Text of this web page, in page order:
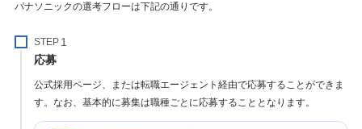
パナソニックの選考フローは下記の通りです。
STEP
応募
公式採用ページ、または転職エージェント経由で応募することができま
す。なお、基本的に募集は職種ごとに応募することとなります。